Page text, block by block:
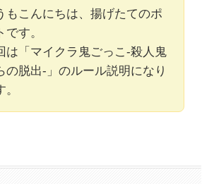
もこんにちは、揚げたてのポ
です。
は「マイクラ鬼ごっこ-殺人鬼
の脱出-」のルール説明になり
。